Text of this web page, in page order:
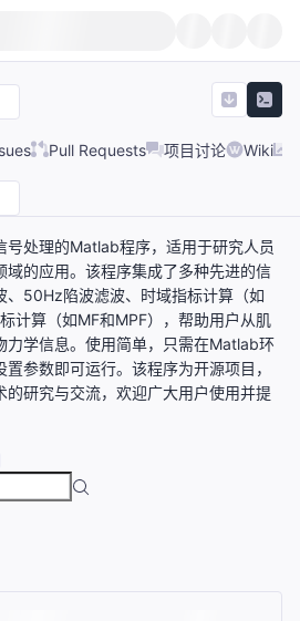
Pull Requests 项目讨论 Wiki
号处理的Matlab程序，适用于研究人员
域的应用。该程序集成了多种先进的信
、50Hz陷波滤波、时域指标计算（如
计算（如MF和MPF），帮助用户从肌
力学信息。使用简单，只需在Matlab环
参数即可运行。该程序为开源项目，
的研究与交流，欢迎广大用户使用并提